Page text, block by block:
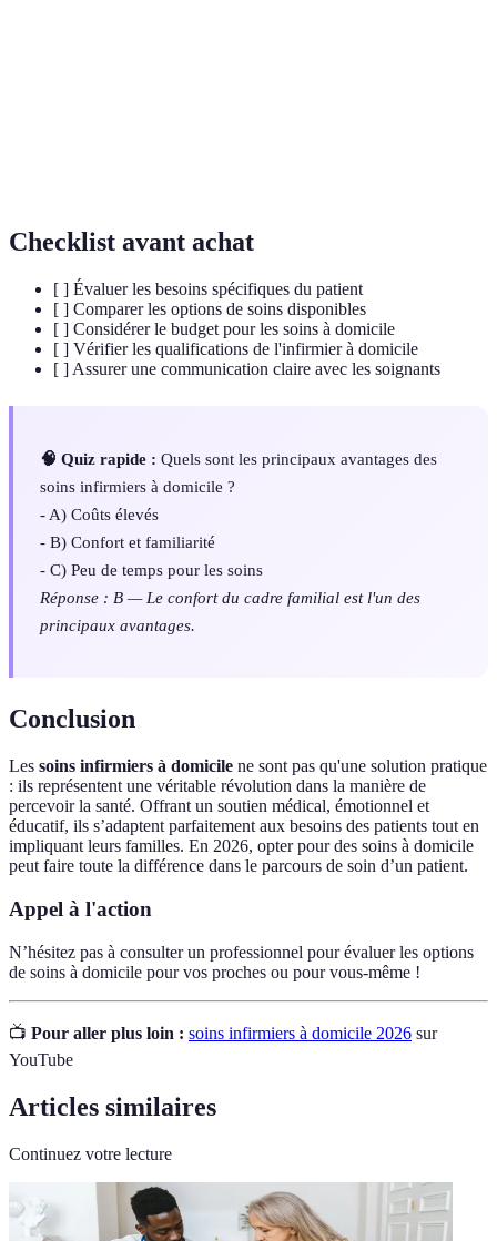
Checklist avant achat
[ ] Évaluer les besoins spécifiques du patient
[ ] Comparer les options de soins disponibles
[ ] Considérer le budget pour les soins à domicile
[ ] Vérifier les qualifications de l'infirmier à domicile
[ ] Assurer une communication claire avec les soignants
🧠 Quiz rapide : Quels sont les principaux avantages des
soins infirmiers à domicile ?
- A) Coûts élevés
- B) Confort et familiarité
- C) Peu de temps pour les soins
Réponse : B — Le confort du cadre familial est l'un des
principaux avantages.
Conclusion
Les soins infirmiers à domicile ne sont pas qu'une solution pratique
: ils représentent une véritable révolution dans la manière de
percevoir la santé. Offrant un soutien médical, émotionnel et
éducatif, ils s’adaptent parfaitement aux besoins des patients tout en
impliquant leurs familles. En 2026, opter pour des soins à domicile
peut faire toute la différence dans le parcours de soin d’un patient.
Appel à l'action
N’hésitez pas à consulter un professionnel pour évaluer les options
de soins à domicile pour vos proches ou pour vous-même !
📺 Pour aller plus loin : soins infirmiers à domicile 2026 sur
YouTube
Articles similaires
Continuez votre lecture